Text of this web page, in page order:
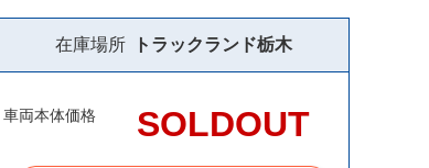
在庫場所 トラックランド栃木
車両本体価格 SOLDOUT